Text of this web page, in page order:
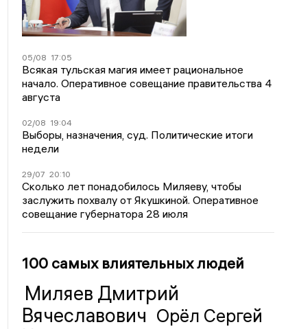
05/08 17:05
Всякая тульская магия имеет рациональное
начало. Оперативное совещание правительства 4
августа
02/08 19:04
Выборы, назначения, суд. Политические итоги
недели
29/07 20:10
Сколько лет понадобилось Миляеву, чтобы
заслужить похвалу от Якушкиной. Оперативное
совещание губернатора 28 июля
100 самых влиятельных людей
Миляев Дмитрий
Вячеславович Орёл Сергей